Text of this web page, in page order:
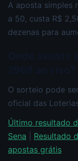
A aposta simples
a 50, custa R$
dezenas para
O sorteio pode
oficial das
Último resultado
Sena
Resultado
apostas grátis